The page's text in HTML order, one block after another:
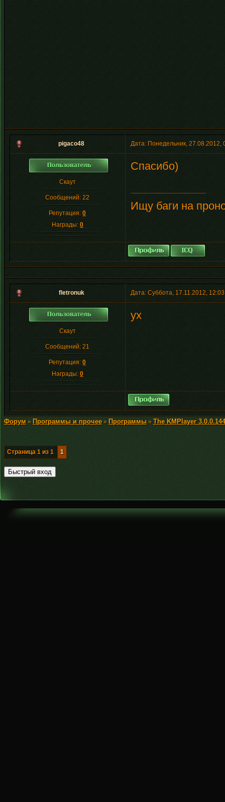
pigaco48 Дата: Понедельник,
Скаут
Сообщений:22
Репутация:0
Награды: 0
Спасибо)
Ищу баги на
fletronuk Дата: Суббота, 17.11.2012,
Скаут
Сообщений:21
Репутация:0
Награды: 0
ух
Форум » Программы и прочее» Программы » The KMPlayer
Страница 1 из 1 1